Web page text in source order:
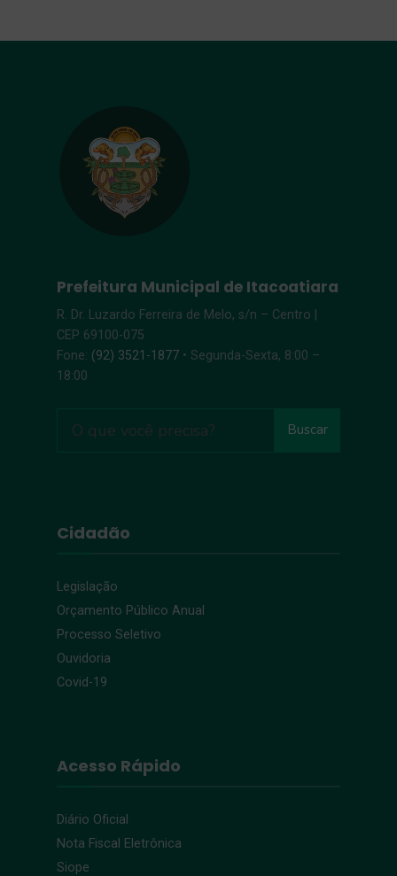
Prefeitura Municipal de Itacoatiara
R. Dr. Luzardo Ferreira de Melo, s/n – Centro |
CEP 69100-075
Fone: (92) 3521-1877 • Segunda-Sexta, 8:00 –
18:00
Buscar
Cidadão
Legislação
Orçamento Público Anual
Processo Seletivo
Ouvidoria
Covid-19
Acesso Rápido
Diário Oficial
Nota Fiscal Eletrônica
Siope